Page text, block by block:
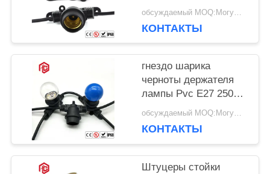
пластиковую
основания лампы
обсуждаемый MOQ:Могущий быть предметом переговоров
КОНТАКТЫ
гнездо шарика
черноты держателя
лампы Pvc E27 250W
250V феноловое
обсуждаемый MOQ:Могущий быть предметом переговоров
КОНТАКТЫ
Штуцеры стойки